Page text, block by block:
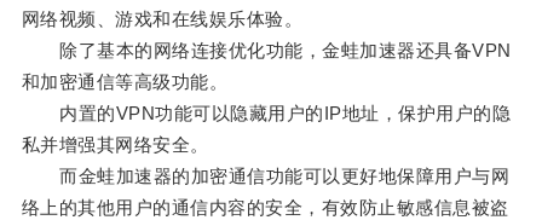
网络视频、游戏和在线娱乐体验。
除了基本的网络连接优化功能，金蛙加速器还具备VPN
和加密通信等高级功能。
内置的VPN功能可以隐藏用户的IP地址，保护用户的隐
私并增强其网络安全。
而金蛙加速器的加密通信功能可以更好地保障用户与网
络上的其他用户的通信内容的安全，有效防止敏感信息被盗